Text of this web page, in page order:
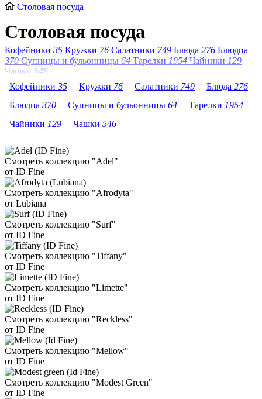
Столовая посуда
Столовая посуда
Кофейники 35 Кружки 76 Салатники 749 Блюда 276 Блюдца
370 Супницы и бульонницы 64 Тарелки 1954 Чайники 129
Чашки 546
Кофейники 35 Кружки 76 Салатники 749 Блюда 276
Блюдца 370 Супницы и бульонницы 64 Тарелки 1954
Чайники 129 Чашки 546
Смотреть коллекцию "Adel"
от ID Fine
Смотреть коллекцию "Afrodyta"
от Lubiana
Смотреть коллекцию "Surf"
от ID Fine
Смотреть коллекцию "Tiffany"
от ID Fine
Смотреть коллекцию "Limette"
от ID Fine
Смотреть коллекцию "Reckless"
от ID Fine
Смотреть коллекцию "Mellow"
от ID Fine
Смотреть коллекцию "Modest Green"
от ID Fine